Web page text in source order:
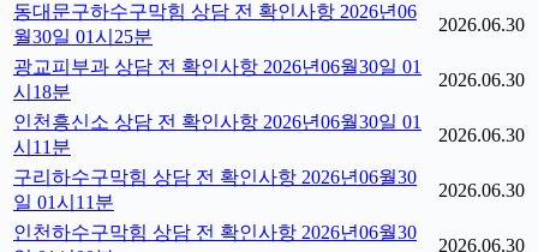
동대문구하수구막힘 상담 전 확인사항 2026년06
월30일 01시25분
2026.06.30
광교피부과 상담 전 확인사항 2026년06월30일 01
시18분
2026.06.30
인천흥신소 상담 전 확인사항 2026년06월30일 01
시11분
2026.06.30
구리하수구막힘 상담 전 확인사항 2026년06월30
일 01시11분
2026.06.30
인천하수구막힘 상담 전 확인사항 2026년06월30
2026.06.30